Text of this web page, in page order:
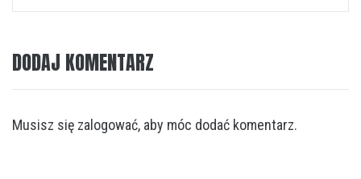
DODAJ KOMENTARZ
Musisz się zalogować, aby móc dodać komentarz.